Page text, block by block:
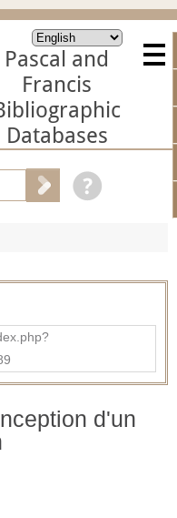
Pascal and
Francis
Databases
d'un